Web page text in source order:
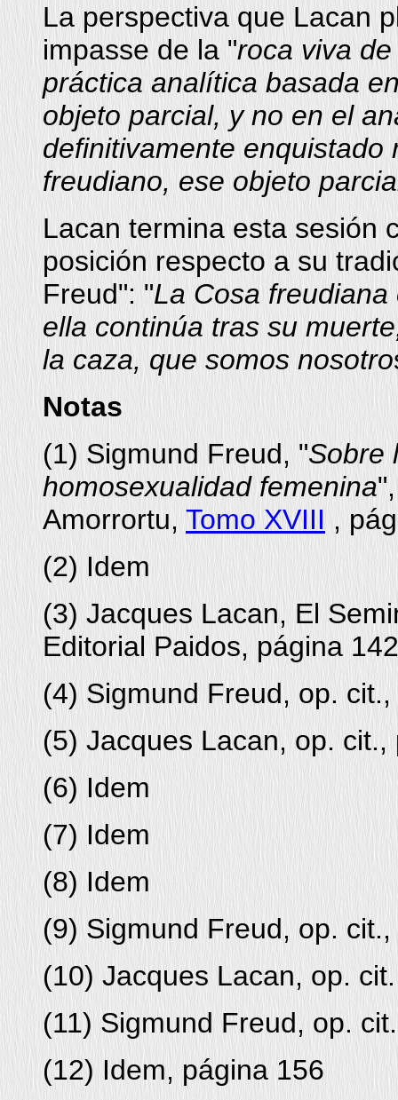
La perspectiva que Lacan
impasse de la "roca viva
práctica analítica basada
objeto parcial, y no en el
definitivamente
freudiano, ese objeto
Lacan termina esta sesión
posición respecto a su
Freud": "La Cosa
ella continúa tras su
la caza, que somos nosotro
Notas
(1) Sigmund Freud, "Sobre
homosexualidad femenina
Amorrortu,Tomo XVIII ,
(2) Idem
(3) Jacques Lacan, El
Editorial Paidos, página 142
(4) Sigmund Freud, op.
(5) Jacques Lacan, op. cit.,
(6) Idem
(7) Idem
(8) Idem
(9) Sigmund Freud, op.
(10) Jacques Lacan, op.
(11) Sigmund Freud, op.
(12) Idem, página 156